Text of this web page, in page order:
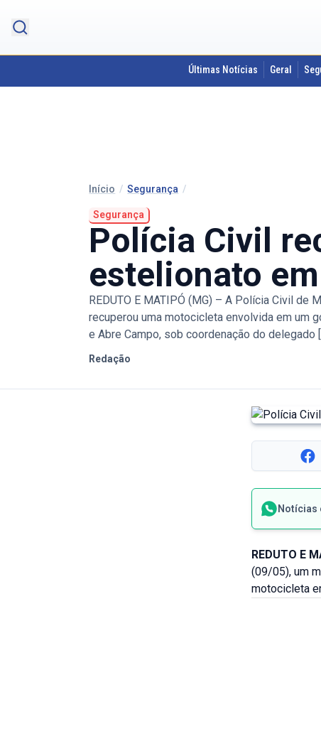
Últimas Notícias Geral
Início /Segurança /
Segurança
Polícia Civil
estelionato
REDUTO E MATIPÓ (MG) – A Polícia Civil
recuperou uma motocicleta envolvida em um
e Abre Campo, sob coordenação do delegado
Redação
Notícias
REDUTO E
(09/05), um
motocicleta